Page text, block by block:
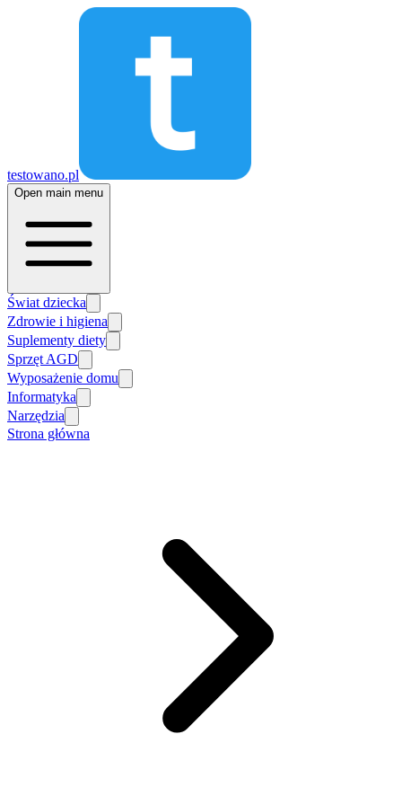
testowano.pl
Open main menu
Świat dziecka
Zdrowie i higiena
Suplementy diety
Sprzęt AGD
Wyposażenie domu
Informatyka
Narzędzia
Strona główna